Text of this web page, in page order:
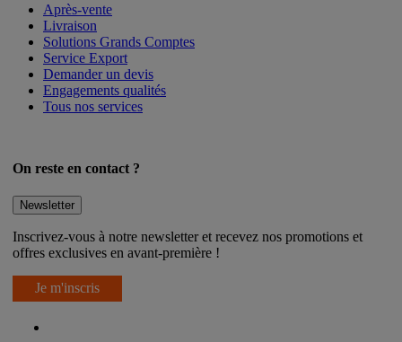
Après-vente
Livraison
Solutions Grands Comptes
Service Export
Demander un devis
Engagements qualités
Tous nos services
On reste en contact ?
Newsletter
Inscrivez-vous à notre newsletter et recevez nos promotions et
offres exclusives en avant-première !
Je m'inscris